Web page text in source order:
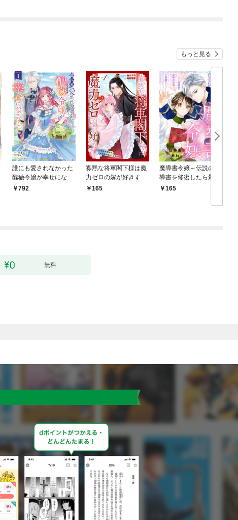
もっと見る
誰にも愛されなかった
醜穢令嬢が幸せになる
まで 1
792
寡黙な将軍閣下様は魔
力ゼロの嫁が好きすぎ
る～なぜか旦那様の心
165
魔導書令嬢～伝説の魔
導書を修復したら最強
の精霊が味方になりま
下がなぜかいつもそば
165
無料